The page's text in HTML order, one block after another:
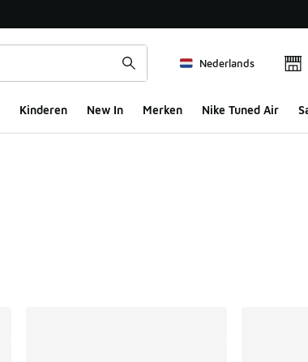
Nederlands
Kinderen New In Merken Nike Tuned Air